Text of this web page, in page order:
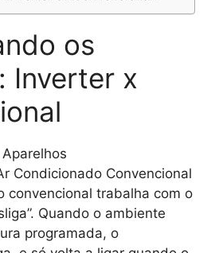
os
Inverter x
Condicionado Convencional
convencional trabalha com o
Quando o ambiente
programada, o